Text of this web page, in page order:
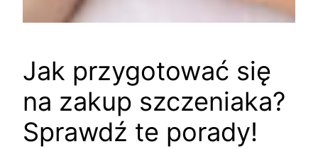
Jak przygotować się
na zakup szczeniaka?
Sprawdź te porady!